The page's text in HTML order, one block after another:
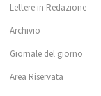
Lettere in Redazione
Archivio
Giornale del giorno
Area Riservata